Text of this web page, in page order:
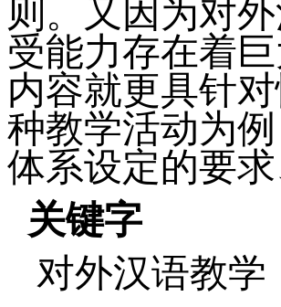
则。又因为对
受能力存在着
内容就更具针
种教学活动为
体系设定的要
关键字
对外汉语教学